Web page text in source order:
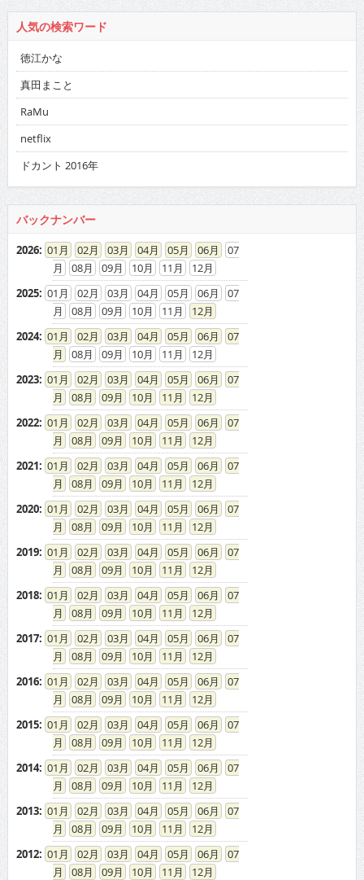
人気の検索ワード
徳江かな
真田まこと
RaMu
netflix
ドカント 2016年
バックナンバー
2026: 01 02 03 04 05 06
07
08
09 10 11
12
2025: 01 02 03 04 05 06
07
08
09 10 11
12
2024: 01 02 03 04 05 06
07
08
09 10 11
12
2023: 01 02 03 04 05 06
07
08
09 10 11
12
2022: 01 02 03 04 05 06
07
08
09 10 11
12
2021: 01 02 03 04 05 06
07
08
09 10 11
12
2020: 01 02 03 04 05 06
07
08
09 10 11
12
2019: 01 02 03 04 05 06
07
08
09 10 11
12
2018: 01 02 03 04 05 06
07
08
09 10 11
12
2017: 01 02 03 04 05 06
07
08
09 10 11
12
2016: 01 02 03 04 05 06
07
08
09 10 11
12
2015: 01 02 03 04 05 06
07
08
09 10 11
12
2014: 01 02 03 04 05 06
07
08
09 10 11
12
2013: 01 02 03 04 05 06
07
08
09 10 11
12
2012: 01 02 03 04 05 06
07
08
09 10 11
12